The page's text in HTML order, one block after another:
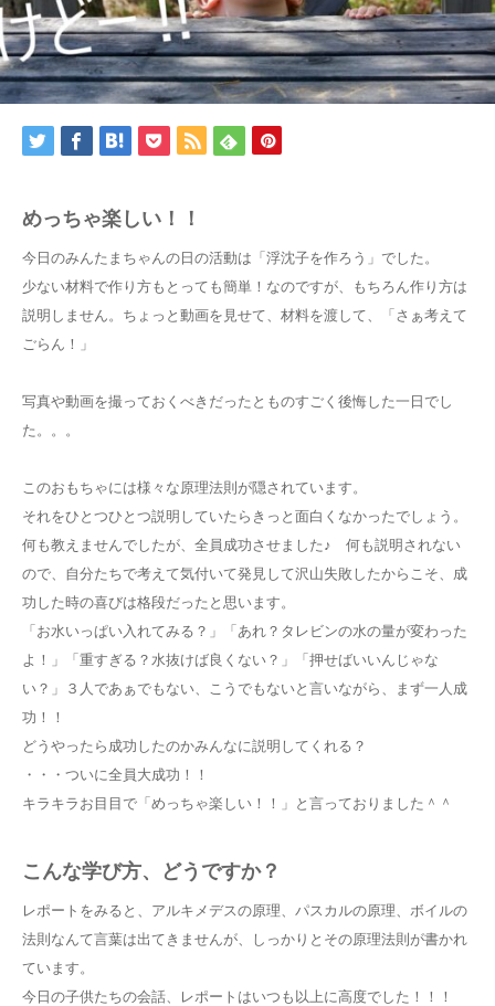
めっちゃ楽しい！！
今日のみんたまちゃんの日の活動は「浮沈子を作ろう」でした。
少ない材料で作り方もとっても簡単！なのですが、もちろん作り方は
説明しません。ちょっと動画を見せて、材料を渡して、「さぁ考えて
ごらん！」
写真や動画を撮っておくべきだったとものすごく後悔した一日でし
た。。。
このおもちゃには様々な原理法則が隠されています。
それをひとつひとつ説明していたらきっと面白くなかったでしょう。
何も教えませんでしたが、全員成功させました♪ 何も説明されない
ので、自分たちで考えて気付いて発見して沢山失敗したからこそ、成
功した時の喜びは格段だったと思います。
「お水いっぱい入れてみる？」「あれ？タレビンの水の量が変わった
よ！」「重すぎる？水抜けば良くない？」「押せばいいんじゃな
い？」３人であぁでもない、こうでもないと言いながら、まず一人成
功！！
どうやったら成功したのかみんなに説明してくれる？
・・・ついに全員大成功！！
キラキラお目目で「めっちゃ楽しい！！」と言っておりました＾＾
こんな学び方、どうですか？
レポートをみると、アルキメデスの原理、パスカルの原理、ボイルの
法則なんて言葉は出てきませんが、しっかりとその原理法則が書かれ
ています。
今日の子供たちの会話、レポートはいつも以上に高度でした！！！